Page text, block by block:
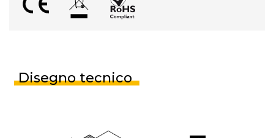
Disegno tecnico